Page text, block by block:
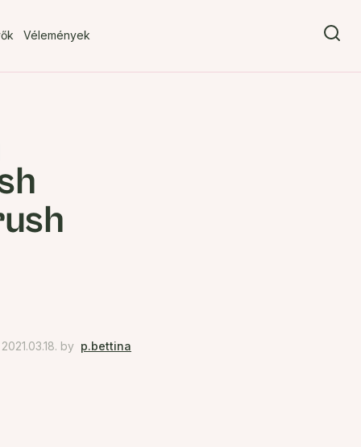
Vélemények
by p.bettina